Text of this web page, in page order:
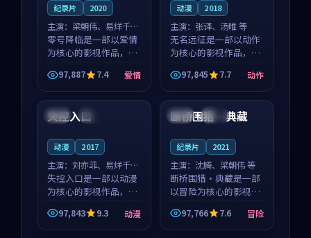
纪录片 2020
主演： 梁朝伟、易烊千玺
等
零号降临是一部以爱情
为核心的影视作品，围
绕危机、反转与人物成
长展开，整体节奏紧
凑，值得推荐观看。
97,887 7.4 爱情
动漫 2018
主演： 张译、汤唯 等
无名远征是一部以动作
为核心的影视作品，围
绕危机、反转与人物成
长展开，整体节奏紧
凑，值得推荐观看。
97,845 7.7 动作
韩国 独播
失控入口
动漫 2017
主演： 刘亦菲、易烊千玺
等
失控入口是一部以动漫
为核心的影视作品，围
绕危机、反转与人物成
长展开，整体节奏紧
凑，值得推荐观看。
97,843 9.3 动漫
日本 高分
断桥围猎·典藏
纪录片 2021
主演： 沈腾、梁朝伟 等
断桥围猎·典藏是一部
以冒险为核心的影视作
品，围绕危机、反转与
人物成长展开，整体节
奏紧凑，值得推荐观
97,766 7.6 冒险